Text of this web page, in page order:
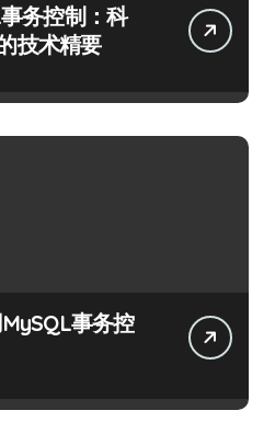
务控制：科
技术精要
事务控